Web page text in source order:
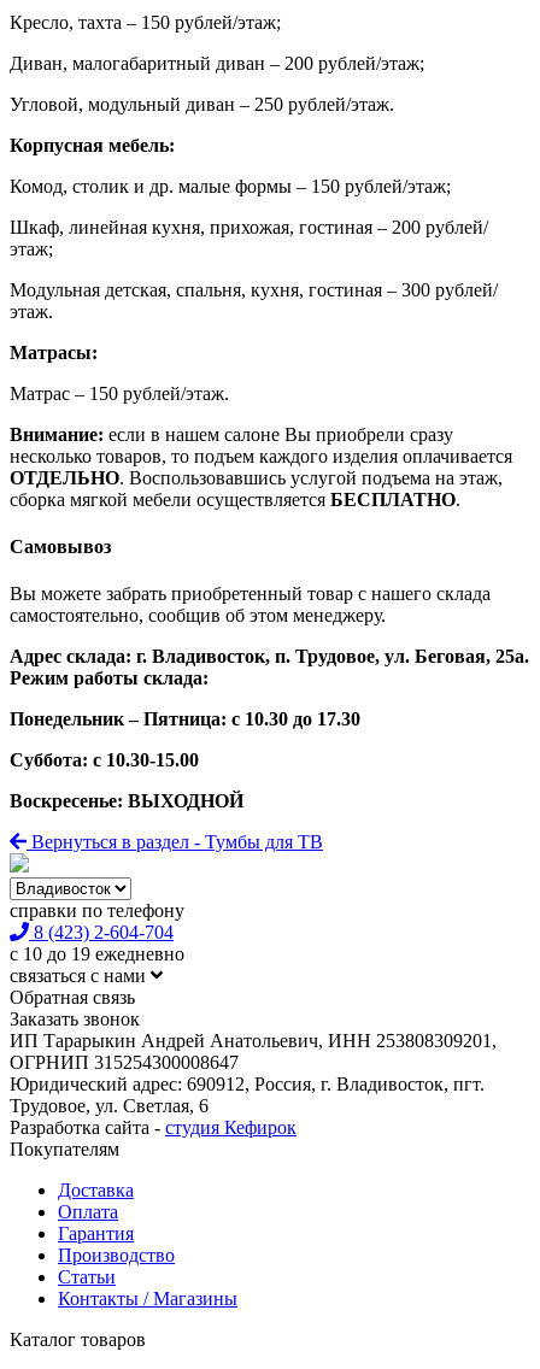
Кресло, тахта – 150 рублей/этаж;
Диван, малогабаритный диван – 200 рублей/этаж;
Угловой, модульный диван – 250 рублей/этаж.
Корпусная мебель:
Комод, столик и др. малые формы – 150 рублей/этаж;
Шкаф, линейная кухня, прихожая, гостиная – 200 рублей/
этаж;
Модульная детская, спальня, кухня, гостиная – 300 рублей/
этаж.
Матрасы:
Матрас – 150 рублей/этаж.
Внимание: если в нашем салоне Вы приобрели сразу
несколько товаров, то подъем каждого изделия оплачивается
ОТДЕЛЬНО. Воспользовавшись услугой подъема на этаж,
сборка мягкой мебели осуществляется БЕСПЛАТНО.
Самовывоз
Вы можете забрать приобретенный товар с нашего склада
самостоятельно, сообщив об этом менеджеру.
Адрес склада: г. Владивосток, п. Трудовое, ул. Беговая, 25а.
Режим работы склада:
Понедельник – Пятница: с 10.30 до 17.30
Суббота: с 10.30-15.00
Воскресенье: ВЫХОДНОЙ
Вернуться в раздел - Тумбы для ТВ
справки по телефону
8 (423) 2-604-704
с 10 до 19 ежедневно
связаться с нами
Обратная связь
Заказать звонок
ИП Тарарыкин Андрей Анатольевич, ИНН 253808309201,
ОГРНИП 315254300008647
Юридический адрес: 690912, Россия, г. Владивосток, пгт.
Трудовое, ул. Светлая, 6
Разработка сайта - студия Кефирок
Покупателям
Доставка
Оплата
Гарантия
Производство
Статьи
Контакты / Магазины
Каталог товаров